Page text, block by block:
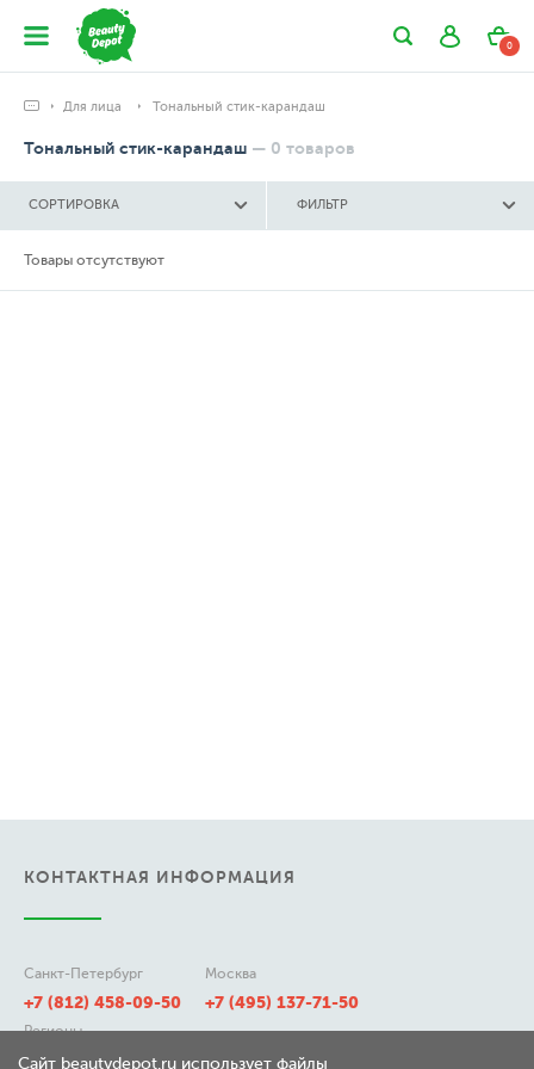
0
Для лица Тональный стик-карандаш
Тональный стик-карандаш — 0 товаров
СОРТИРОВКА ФИЛЬТР
Товары отсутствуют
КОНТАКТНАЯ ИНФОРМАЦИЯ
Санкт-Петербург
+7 (812) 458-09-50
Москва
+7 (495) 137-71-50
Регионы
8 (800) 511-21-50
Сайт beautydepot.ru использует файлы